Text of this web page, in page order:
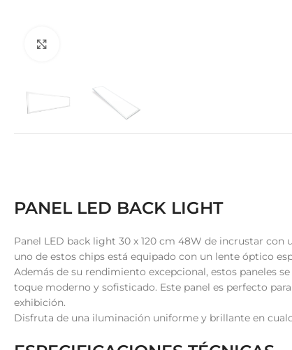
PANEL LED BACK LIGHT
Panel LED back light 30 x 120 cm 48W de incrustar
uno de estos chips está equipado con un lente óptico
Además de su rendimiento excepcional, estos paneles
toque moderno y sofisticado. Este panel es perfecto
exhibición.
Disfruta de una iluminación uniforme y brillante en